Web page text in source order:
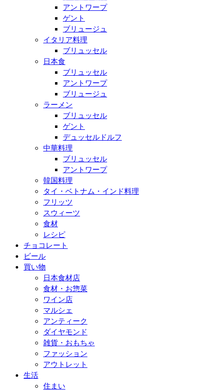
アントワープ
ゲント
ブリュージュ
イタリア料理
ブリュッセル
日本食
ブリュッセル
アントワープ
ブリュージュ
ラーメン
ブリュッセル
ゲント
デュッセルドルフ
中華料理
ブリュッセル
アントワープ
韓国料理
タイ・ベトナム・インド料理
フリッツ
スウィーツ
食材
レシピ
チョコレート
ビール
買い物
日本食材店
食材・お惣菜
ワイン店
マルシェ
アンティーク
ダイヤモンド
雑貨・おもちゃ
ファッション
アウトレット
生活
住まい